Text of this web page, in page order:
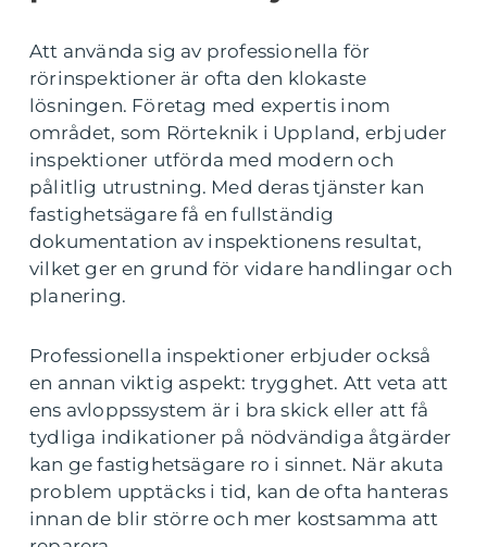
Att använda sig av professionella för
rörinspektioner är ofta den klokaste
lösningen. Företag med expertis inom
området, som Rörteknik i Uppland, erbjuder
inspektioner utförda med modern och
pålitlig utrustning. Med deras tjänster kan
fastighetsägare få en fullständig
dokumentation av inspektionens resultat,
vilket ger en grund för vidare handlingar och
planering.
Professionella inspektioner erbjuder också
en annan viktig aspekt: trygghet. Att veta att
ens avloppssystem är i bra skick eller att få
tydliga indikationer på nödvändiga åtgärder
kan ge fastighetsägare ro i sinnet. När akuta
problem upptäcks i tid, kan de ofta hanteras
innan de blir större och mer kostsamma att